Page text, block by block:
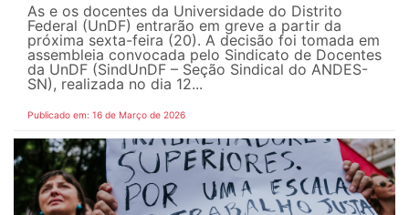
As e os docentes da Universidade do Distrito
Federal (UnDF) entrarão em greve a partir da
próxima sexta-feira (20). A decisão foi tomada em
assembleia convocada pelo Sindicato de Docentes
da UnDF (SindUnDF – Seção Sindical do ANDES-
SN), realizada no dia 12...
Publicado em: 16 de Março de 2026